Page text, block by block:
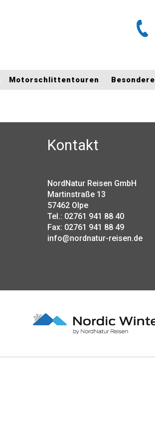
Motorschlittentouren
Kontakt
NordNatur Reisen GmbH
Martinstraße 13
57462 Olpe
Tel.: 02761 941 88 40
Fax: 02761 941 88 49
info@nordnatur-reisen.de